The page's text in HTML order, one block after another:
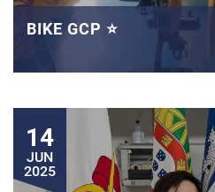
BIKE GCP ⭐
14
JUN
2025